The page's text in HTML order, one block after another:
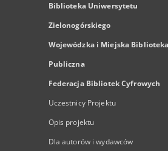
Biblioteka Uniwersytetu
Zielonogórskiego
Wojewódzka i Miejska Biblioteka
Publiczna
Federacja Bibliotek Cyfrowych
Uczestnicy Projektu
Opis projektu
Dla autorów i wydawców